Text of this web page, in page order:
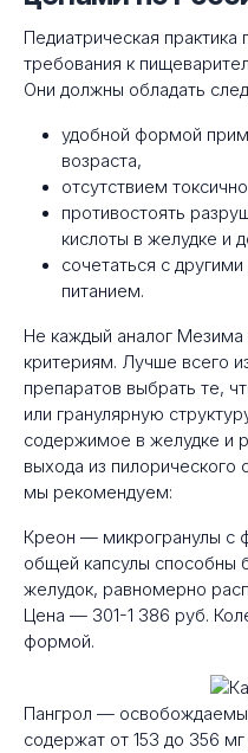
Педиатрическая
требования к
Они должны обладать
удобной формой
возраста,
отсутствием
противостоять
кислоты в желудке и
сочетаться с
питанием.
Не каждый аналог Мезима
критериям. Лучше всего
препаратов выбрать те,
или гранулярную
содержимое в желудке и
выхода из
мы рекомендуем:
Креон — микрогранулы с
общей капсулы способны
желудок, равномерно
Цена — 301-1 386 руб.
формой.
Пангрол —
содержат от 153 до 356